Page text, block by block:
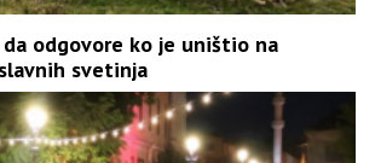
odgovore ko je uništio na
svetinja